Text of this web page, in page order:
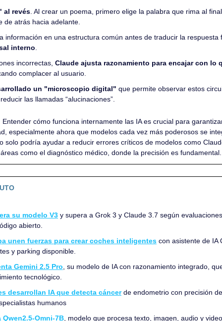
al revés . Al crear un poema, primero elige la palabra que rima al
de atrás hacia adelante.
información en una estructura común antes de traducir la respuesta
interno
incorrectas, Claude ajusta razonamiento para encajar con lo
complacer al usuario.
un "microscopio digital" que permite observar estos
las llamadas “alucinaciones”.
Entender cómo funciona internamente las IA es crucial para
especialmente ahora que modelos cada vez más poderosos se
solo podría ayudar a reducir errores críticos de modelos como
como el diagnóstico médico, donde la precisión es fundamental.
su modelo V3 y supera a Grok 3 y Claude 3.7 según
abierto.
unen fuerzas para crear coches inteligentes con asistente de IA
y parking disponible.
Gemini 2.5 Pro , su modelo de IA con razonamiento integrado,
tecnológico.
desarrollan IA que detecta cáncer de endometrio con precisión
humanos
Omni-7B , modelo que procesa texto, imagen, audio y